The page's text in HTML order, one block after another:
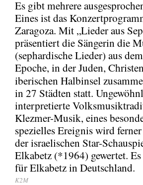
Es gibt mehrere
Eines ist das
Zaragoza. Mit „Lieder aus
präsentiert die Sängerin die
(sephardische Lieder) aus
Epoche, in der Juden,
iberischen Halbinsel
in 27 Städten statt.
interpretierte
Klezmer-Musik, eines
spezielles Ereignis wird
der israelischen Star-
Elkabetz (*1964) gewertet.
für Elkabetz in Deutschland.
K2M